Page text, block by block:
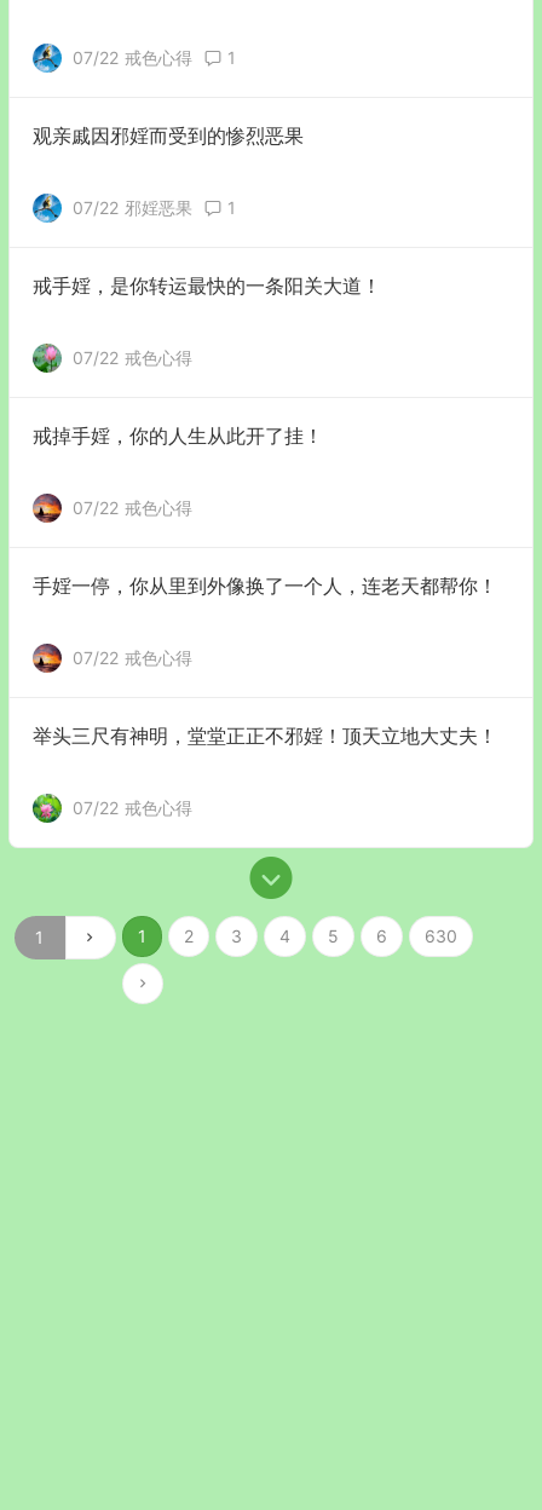
07/22 戒色心得 1
观亲戚因邪婬而受到的惨烈恶果
07/22 邪婬恶果 1
戒手婬，是你转运最快的一条阳关大道！
07/22 戒色心得
戒掉手婬，你的人生从此开了挂！
07/22 戒色心得
手婬一停，你从里到外像换了一个人，连老天都帮你！
07/22 戒色心得
举头三尺有神明，堂堂正正不邪婬！顶天立地大丈夫！
07/22 戒色心得
1 2 3 4 5 6 630